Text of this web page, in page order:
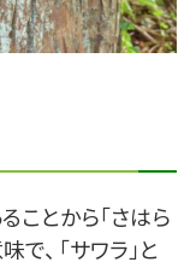
ことから「さはら
で、 「サワラ」と